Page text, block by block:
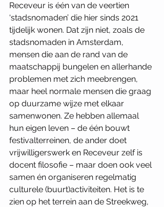
Receveur is één van de veertien
‘stadsnomaden’ die hier sinds 2021
tijdelijk wonen. Dat zijn niet, zoals de
stadsnomaden in Amsterdam,
mensen die aan de rand van de
maatschappij bungelen en allerhande
problemen met zich meebrengen,
maar heel normale mensen die graag
op duurzame wijze met elkaar
samenwonen. Ze hebben allemaal
hun eigen leven – de één bouwt
festivalterreinen, de ander doet
vrijwilligerswerk en Receveur zelf is
docent filosofie – maar doen ook veel
samen én organiseren regelmatig
culturele (buurt)activiteiten. Het is te
zien op het terrein aan de Streekweg,